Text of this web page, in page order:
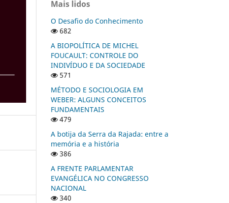
Mais lidos
O Desafio do Conhecimento
682
A BIOPOLÍTICA DE MICHEL
FOUCAULT: CONTROLE DO
INDIVÍDUO E DA SOCIEDADE
571
MÉTODO E SOCIOLOGIA EM
WEBER: ALGUNS CONCEITOS
FUNDAMENTAIS
479
A botija da Serra da Rajada: entre a
memória e a história
386
A FRENTE PARLAMENTAR
EVANGÉLICA NO CONGRESSO
NACIONAL
340